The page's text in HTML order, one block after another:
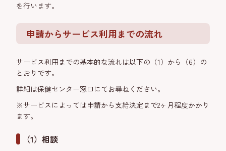
を行います。
申請からサービス利用までの流れ
サービス利用までの基本的な流れは以下の（1）から（6）の
とおりです。
詳細は保健センター窓口にてお尋ねください。
※サービスによっては申請から支給決定まで2ヶ月程度かかり
ます。
（1）相談